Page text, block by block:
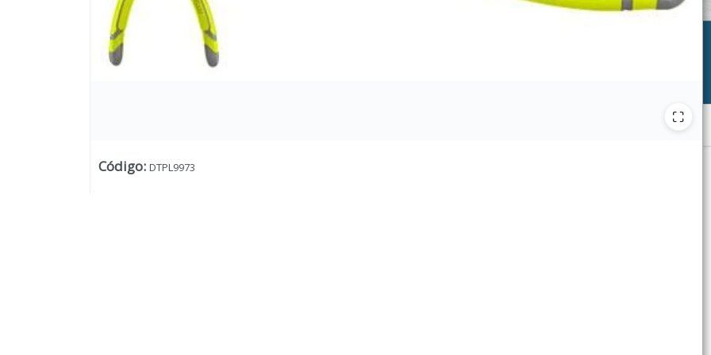
Código: DTPL9973